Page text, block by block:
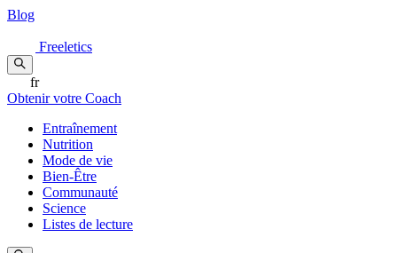
Blog
Freeletics
fr
Obtenir votre Coach
Entraînement
Nutrition
Mode de vie
Bien-Être
Communauté
Science
Listes de lecture